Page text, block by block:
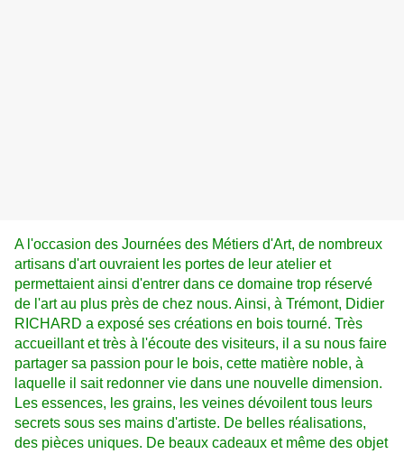
A l'occasion des Journées des Métiers d'Art, de nombreux
artisans d'art ouvraient les portes de leur atelier et
permettaient ainsi d'entrer dans ce domaine trop réservé
de l'art au plus près de chez nous. Ainsi, à Trémont, Didier
RICHARD a exposé ses créations en bois tourné. Très
accueillant et très à l'écoute des visiteurs, il a su nous faire
partager sa passion pour le bois, cette matière noble, à
laquelle il sait redonner vie dans une nouvelle dimension.
Les essences, les grains, les veines dévoilent tous leurs
secrets sous ses mains d'artiste. De belles réalisations,
des pièces uniques. De beaux cadeaux et même des objet